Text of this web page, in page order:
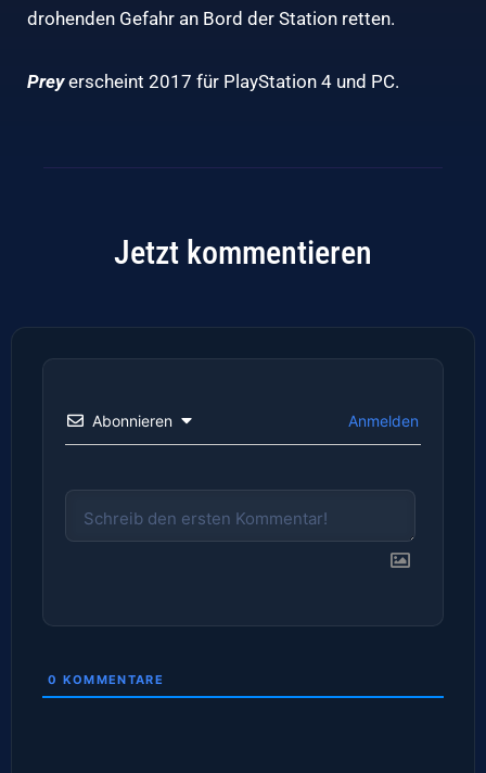
drohenden Gefahr an Bord der Station retten.
Prey erscheint 2017 für PlayStation 4 und PC.
Jetzt kommentieren
Abonnieren Anmelden
0 KOMMENTARE